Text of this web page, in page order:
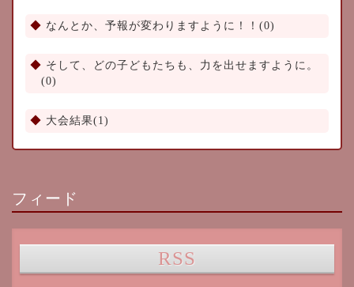
なんとか、予報が変わりますように！！(0)
そして、どの子どもたちも、力を出せますように。
(0)
大会結果(1)
フィード
RSS